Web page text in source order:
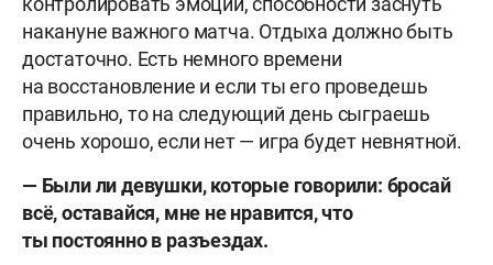
накануне важного матча. Отдыха должно быть
достаточно. Есть немного времени
на восстановление и если ты его проведешь
правильно, то на следующий день сыграешь
очень хорошо, если нет — игра будет невнятной.
— Были ли девушки, которые говорили: бросай
всё, оставайся, мне не нравится, что
ты постоянно в разъездах.